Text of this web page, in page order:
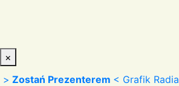
×
> Zostań Prezenterem < Grafik Radia